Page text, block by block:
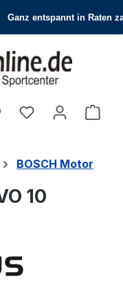
Du hast 0
BOSCH Motor
10